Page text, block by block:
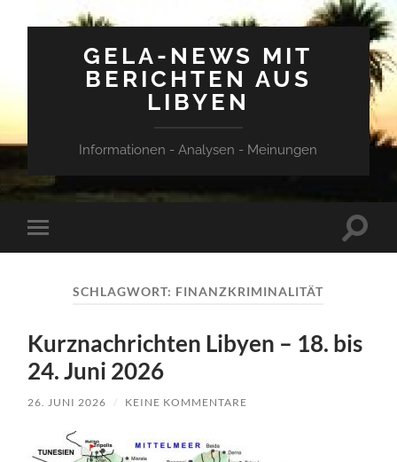
GELA-NEWS MIT
BERICHTEN AUS
LIBYEN
Informationen - Analysen - Meinungen
Mobile-
Menü
SCHLAGWORT: FINANZKRIMINALITÄT
Kurznachrichten Libyen – 18. bis
24. Juni 2026
26. JUNI 2026 / KEINE KOMMENTARE